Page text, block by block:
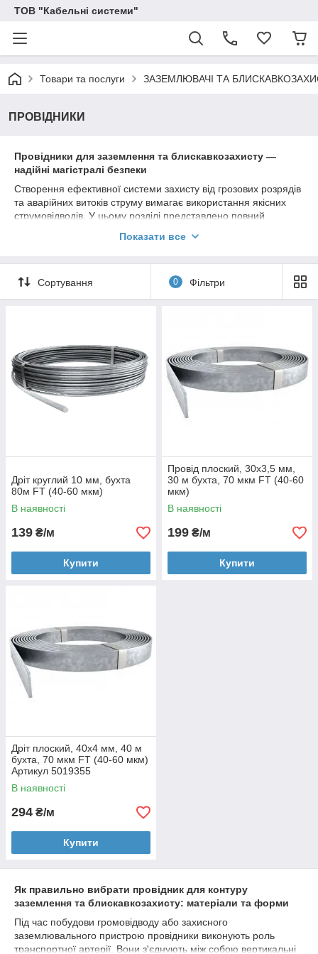
ТОВ "Кабельні системи"
Товари та послуги ЗАЗЕМЛЮВАЧІ ТА
ПРОВІДНИКИ
Провідники для заземлення та блискавкозахисту —
надійні магістралі безпеки
Створення ефективної системи захисту від грозових розрядів
та аварійних витоків струму вимагає використання якісних
струмовідводів. У цьому розділі представлено повний
перерізу (катанка, дріт, смуга) від провідних європейських
електротехнічну мідь та легкий алюміній. Усі товари
виготовлені за суворими стандартами ДСТУ та IEC/EN 62561,
промислового об'єкта.
Показати все
Сортування 0 Фільтри
Дріт круглий 10 мм, бухта
80м FT (40-60 мкм)
В наявності
139 ₴/м
Купити
Провід плоский, 30х3,5 мм,
30 м бухта, 70 мкм FT (40-60
мкм)
В наявності
199 ₴/м
Купити
Дріт плоский, 40х4 мм, 40 м
бухта, 70 мкм FT (40-60 мкм)
Артикул 5019355
В наявності
294 ₴/м
Купити
Як правильно вибрати провідник для контуру
заземлення та блискавкозахисту: матеріали та форми
Під час побудови громовідводу або захисного
заземлювального пристрою провідники виконують роль
транспортної артерії. Вони з'єднують між собою вертикальні